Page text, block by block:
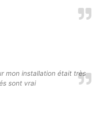
mon installation était très
sont vrai